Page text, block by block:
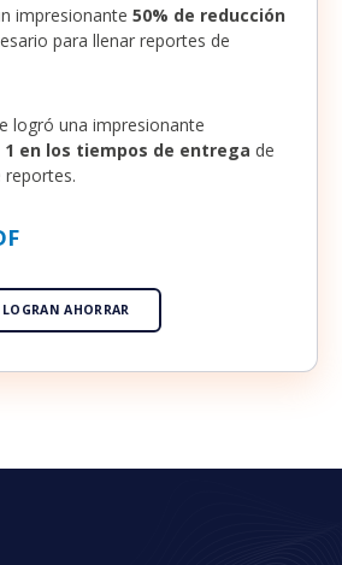
impresionante 50% de reducción
para llenar reportes de
logró una impresionante
1 en los tiempos de entrega de
reportes.
AHORRAR